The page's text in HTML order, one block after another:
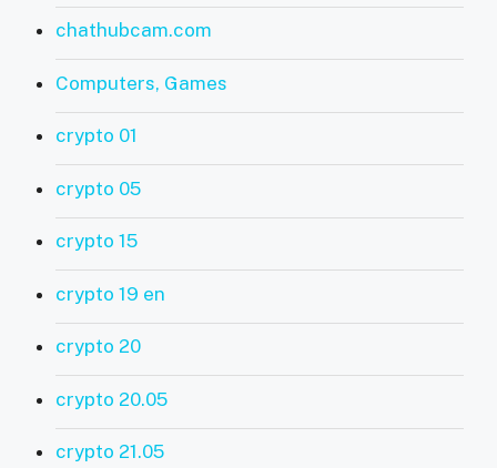
chathubcam.com
Computers, Games
crypto 01
crypto 05
crypto 15
crypto 19 en
crypto 20
crypto 20.05
crypto 21.05